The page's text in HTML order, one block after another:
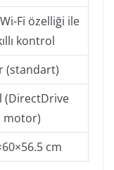
Fi özelliği ile
kontrol
(standart)
(DirectDrive
motor)
cm